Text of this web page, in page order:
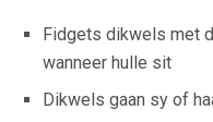
Fidgets dikwels met
wanneer hulle sit
Dikwels gaan sy of